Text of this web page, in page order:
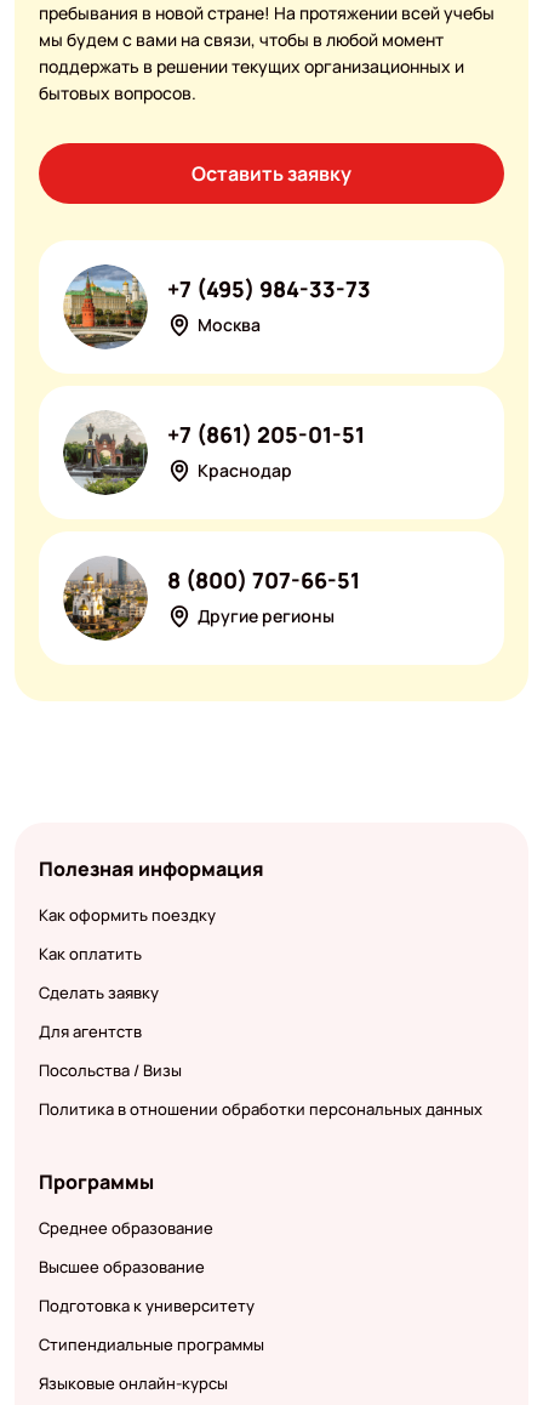
пребывания в новой стране! На протяжении всей учебы
мы будем с вами на связи, чтобы в любой момент
поддержать в решении текущих организационных и
бытовых вопросов.
Оставить заявку
Москва
+7 (495) 984-33-73
Краснодар
+7 (861) 205-01-51
Другие регионы
8 (800) 707-66-51
Полезная информация
Как оформить поездку
Как оплатить
Сделать заявку
Для агентств
Посольства / Визы
Политика в отношении обработки персональных данных
Программы
Среднее образование
Высшее образование
Подготовка к университету
Стипендиальные программы
Языковые онлайн-курсы